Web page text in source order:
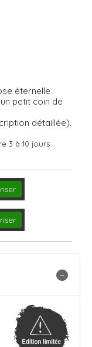
éternelle
petit coin de
détaillée).
3 à 10 jours